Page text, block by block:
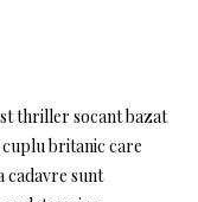
thriller socant bazat
britanic care
cadavre sunt